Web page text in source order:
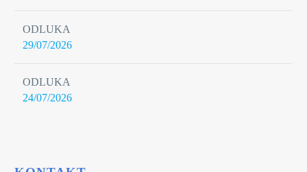
ODLUKA
29/07/2026
ODLUKA
24/07/2026